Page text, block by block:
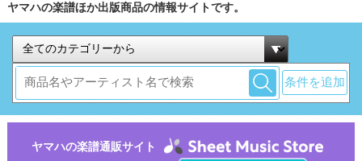
ヤマハの楽譜ほか出版商品の情報サイトです。
条件を追加
ヤマハの楽譜通販サイト